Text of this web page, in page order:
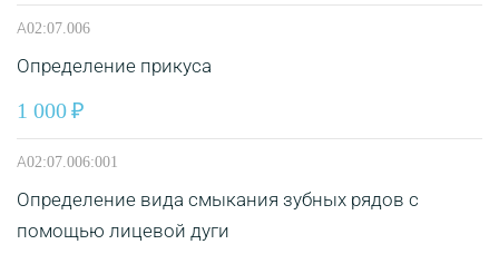
А02:07.006
Определение прикуса
1 000
А02:07.006:001
Определение вида смыкания зубных рядов с
помощью лицевой дуги